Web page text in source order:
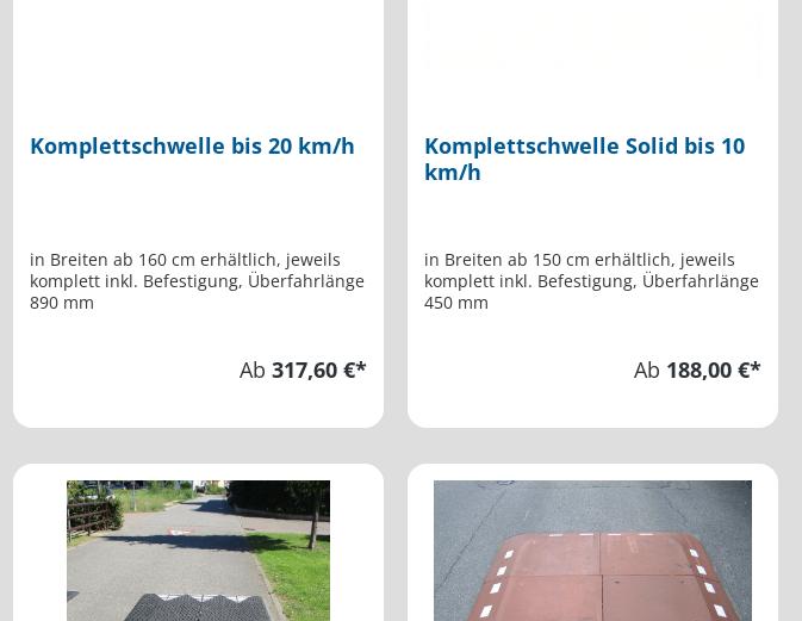
Komplettschwelle bis 20 km/h
in Breiten ab 160 cm erhältlich, jeweils
komplett inkl. Befestigung, Überfahrlänge
890 mm
Ab 317,60 €*
Komplettschwelle Solid bis 10
km/h
in Breiten ab 150 cm erhältlich, jeweils
komplett inkl. Befestigung, Überfahrlänge
450 mm
Ab 188,00 €*